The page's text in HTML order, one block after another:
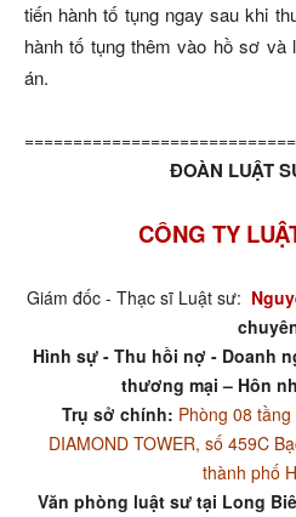
tiến hành tố tụng ngay sau khi
hành tố tụng thêm vào hồ sơ
án.
ĐOÀN LUẬT
CÔNG TY
Giám đốc - Thạc sĩ Luật sư:
Hình sự - Thu hồi nợ - Doanh
thương mại – Hôn
Trụ sở chính: Phòng 08
DIAMOND TOWER, số 459C
thành phố
Văn phòng luật sư tại Long